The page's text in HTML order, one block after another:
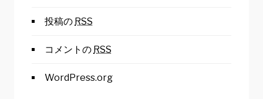
投稿の RSS
コメントの RSS
WordPress.org